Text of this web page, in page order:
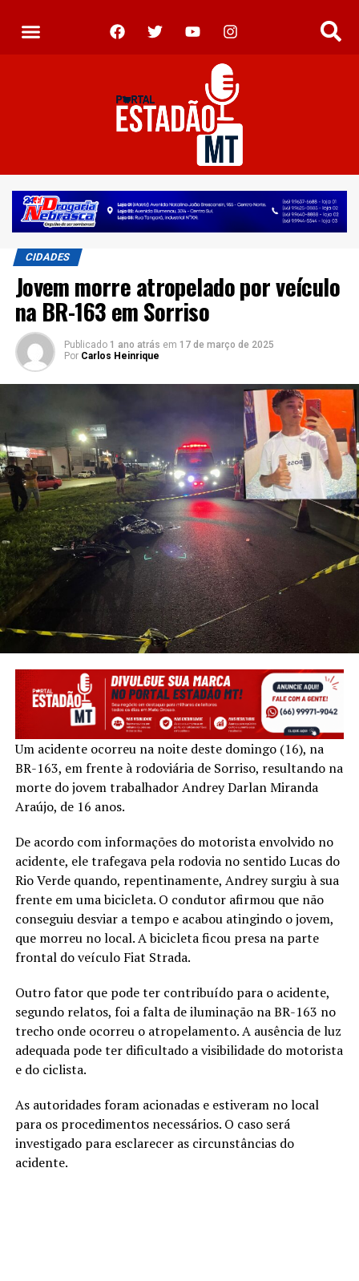
CIDADES
Jovem morre atropelado por veículo
na BR-163 em Sorriso
Publicado 1 ano atrás em 17 de março de 2025
Por Carlos Heinrique
Um acidente ocorreu na noite deste domingo (16), na
BR-163, em frente à rodoviária de Sorriso, resultando na
morte do jovem trabalhador Andrey Darlan Miranda
Araújo, de 16 anos.
De acordo com informações do motorista envolvido no
acidente, ele trafegava pela rodovia no sentido Lucas do
Rio Verde quando, repentinamente, Andrey surgiu à sua
frente em uma bicicleta. O condutor afirmou que não
conseguiu desviar a tempo e acabou atingindo o jovem,
que morreu no local. A bicicleta ficou presa na parte
frontal do veículo Fiat Strada.
Outro fator que pode ter contribuído para o acidente,
segundo relatos, foi a falta de iluminação na BR-163 no
trecho onde ocorreu o atropelamento. A ausência de luz
adequada pode ter dificultado a visibilidade do motorista
e do ciclista.
As autoridades foram acionadas e estiveram no local
para os procedimentos necessários. O caso será
investigado para esclarecer as circunstâncias do
acidente.